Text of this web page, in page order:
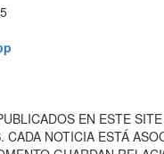
EN ESTE
NOTICIA ESTÁ